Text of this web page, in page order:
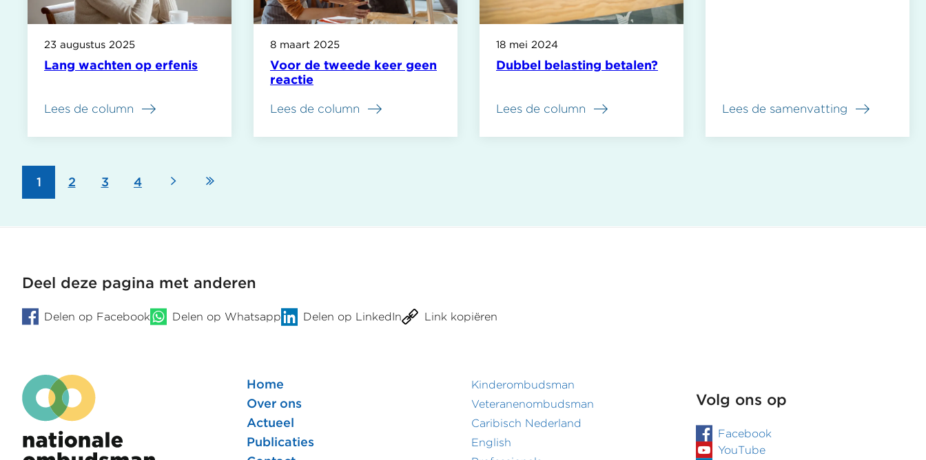
Lang wachten op erfenis
23 augustus 2025
Lees de column
Voor de tweede keer geen
reactie
8 maart 2025
Lees de column
Dubbel belasting betalen?
18 mei 2024
Lees de column Lees de samenvatting
over
vast
Paginering
Pagina
1 Pagina
2 Pagina
3 Pagina
4 Volgende
Deel deze pagina met anderen
Delen op Facebook Delen op Whatsapp Delen op LinkedIn Link kopiëren
Footer
hoofdmenu
Home
Over ons
Actueel
Publicaties
Footer
secundair
Kinderombudsman
Veteranenombudsman
Caribisch Nederland
English
Volg ons op
Facebook
YouTube